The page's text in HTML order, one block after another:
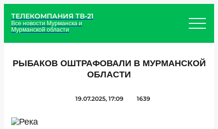
ТЕЛЕКОМПАНИЯ ТВ-21
Все новости Мурманска и
Мурманской области
РЫБАКОВ ОШТРАФОВАЛИ В МУРМАНСКОЙ
ОБЛАСТИ
19.07.2025, 17:09 1639